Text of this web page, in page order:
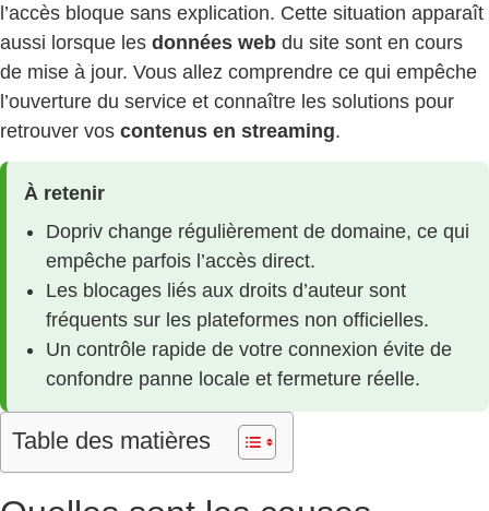
l’accès bloque sans explication. Cette situation apparaît
aussi lorsque les données web du site sont en cours
de mise à jour. Vous allez comprendre ce qui empêche
l’ouverture du service et connaître les solutions pour
retrouver vos contenus en streaming.
À retenir
Dopriv change régulièrement de domaine, ce qui
empêche parfois l’accès direct.
Les blocages liés aux droits d’auteur sont
fréquents sur les plateformes non officielles.
Un contrôle rapide de votre connexion évite de
confondre panne locale et fermeture réelle.
Table des matières